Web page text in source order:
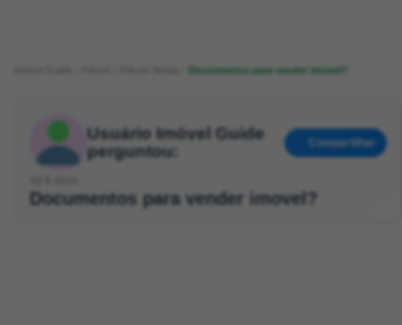
Documentos para vender imovel?
Usuário Imóvel Guide
perguntou:
Compartilhar
Documentos para vender imovel?